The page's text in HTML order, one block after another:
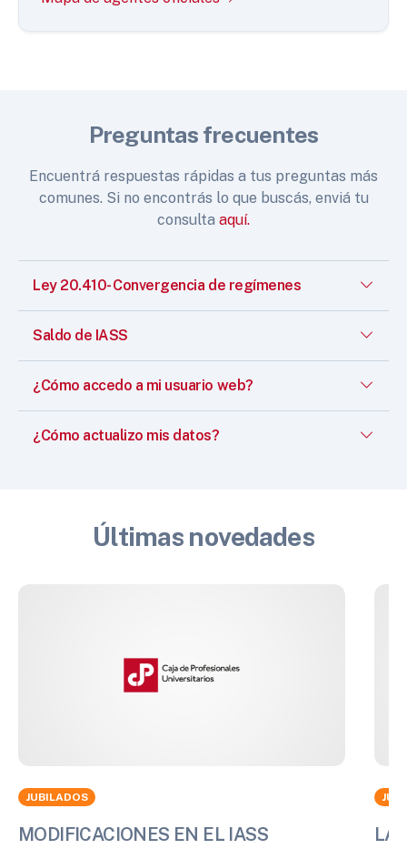
Preguntas frecuentes
Encuentrá respuestas rápidas a tus preguntas más
comunes. Si no encontrás lo que buscás, enviá tu
consulta aquí.
Ley 20.410- Convergencia de regímenes
Saldo de IASS
¿Cómo accedo a mi usuario web?
¿Cómo actualizo mis datos?
Últimas novedades
JUBILADOS
MODIFICACIONES EN EL IASS
LA